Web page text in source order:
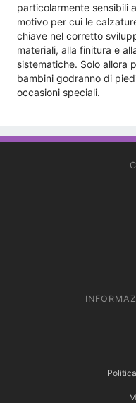
particolarmente sensibili
motivo per cui le
chiave nel corretto
materiali, alla finitura e
sistematiche. Solo allora
bambini godranno di
occasioni speciali.